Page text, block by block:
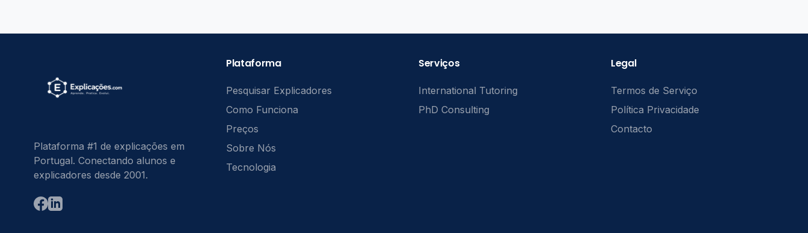
Plataforma #1 de explicações em
Portugal. Conectando alunos e
explicadores desde 2001.
Plataforma
Pesquisar Explicadores
Como Funciona
Preços
Sobre Nós
Tecnologia
Serviços
International Tutoring
PhD Consulting
Legal
Termos de Serviço
Política Privacidade
Contacto